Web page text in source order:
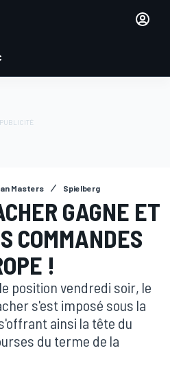
Masters Spielberg
GAGNE ET
COMMANDES
!
position vendredi soir, le
s'est imposé sous la
ainsi la tête du
du terme de la